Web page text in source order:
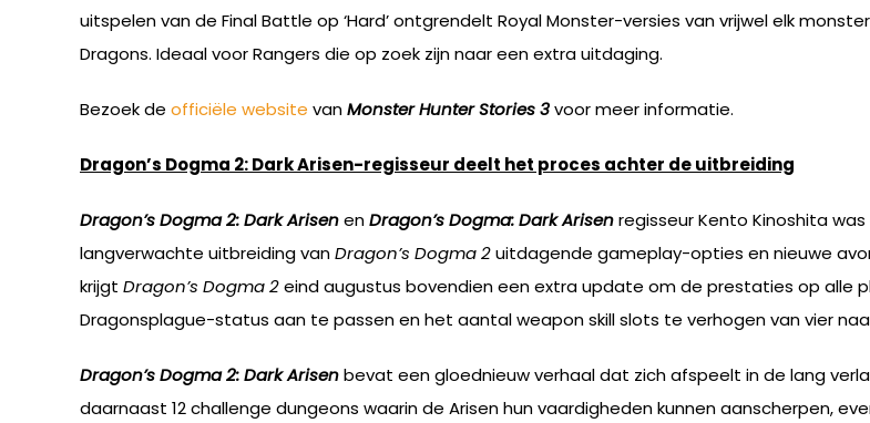
uitspelen van de Final Battle op ‘Hard’ ontgrendelt Royal Monster-versies van vrijwel elk
Dragons. Ideaal voor Rangers die op zoek zijn naar een extra uitdaging.
Bezoek de officiële website vanMonster Hunter Stories 3voor meer informatie.
Dragon’s Dogma 2: Dark Arisen-regisseur deelt het proces achter de uitbreiding
Dragon’s Dogma 2: Dark ArisenenDragon’s Dogma: Dark Arisenregisseur Kento Kinoshita
langverwachte uitbreiding vanDragon’s Dogma 2uitdagende gameplay-opties en nieuwe
krijgt Dragon’s Dogma 2eind augustus bovendien een extra update om de prestaties op
Dragonsplague-status aan te passen en het aantal weapon skill slots te verhogen van vier
Dragon’s Dogma 2: Dark Arisenbevat een gloednieuw verhaal dat zich afspeelt in de lang
daarnaast 12 challenge dungeons waarin de Arisen hun vaardigheden kunnen aanscherpen,